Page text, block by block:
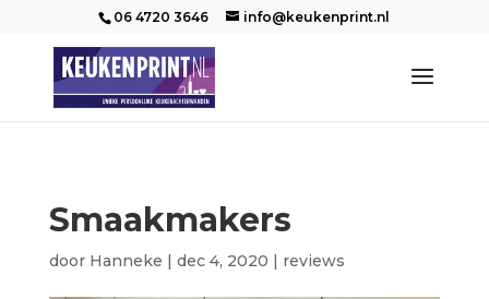
06 4720 3646 info@keukenprint.nl
Smaakmakers
door Hanneke | dec 4, 2020 | reviews